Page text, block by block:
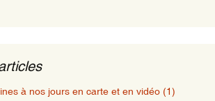
à nos jours en carte et en vidéo (1)